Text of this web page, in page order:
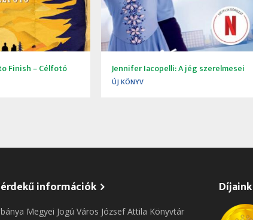
Finish – Célfotó Jennifer Iacopelli: A jég szerelmesei
ÚJ KÖNYV
információk
Megyei Jogú Város József Attila Könyvtár
Díjaink